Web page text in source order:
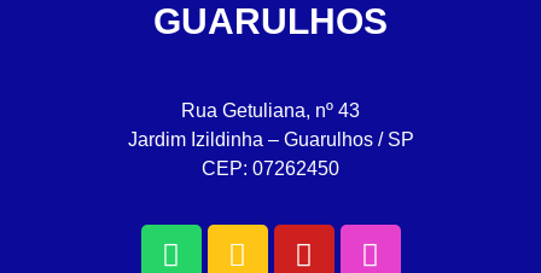
GUARULHOS
Rua Getuliana, nº 43
Jardim Izildinha – Guarulhos / SP
CEP: 07262450